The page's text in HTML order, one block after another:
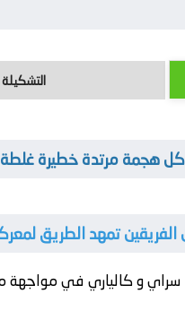
التشكيلة
مرتدة خطيرة غلطة
الفريقين تمهد الطريق
سرايوكالياريفي مواجهة